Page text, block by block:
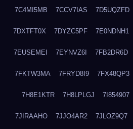
7C4MI5MB 7CCV7IAS 7D5UQZFD
7DXTFT0X 7DYZC5PF 7E0NDNH1
7EUSEMEI 7EYNVZ6I 7FB2DR6D
7FKTW3MA 7FRYD8I9 7FX48QP3
7H8E1KTR 7H8LPLGJ 7I854907
7JIRAAHO 7JJO4AR2 7JLOZ9Q7